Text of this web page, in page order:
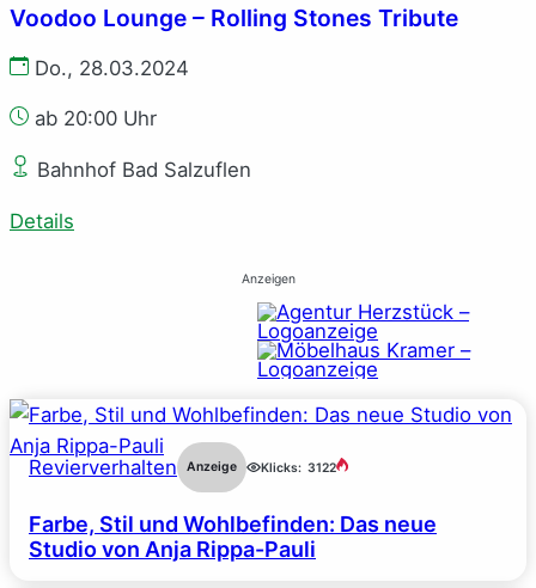
Voodoo Lounge – Rolling Stones Tribute
Do., 28.03.2024
ab 20:00 Uhr
Bahnhof Bad Salzuflen
Details
Anzeigen
Revierverhalten Anzeige Klicks: 3122
Farbe, Stil und Wohlbefinden: Das neue
Studio von Anja Rippa-Pauli